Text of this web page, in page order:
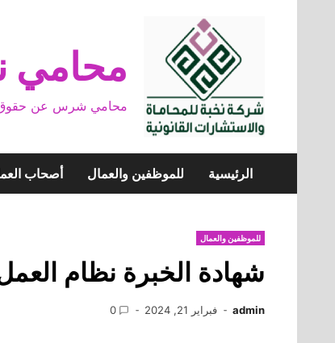
محامي
محامي شرس عن حقوق
الرئيسية للموظفين والعمال أصحاب
للموظفين والعمال
شهادة الخبرة نظام
admin فبراير 21, 2024 0